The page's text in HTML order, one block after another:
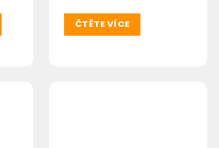
ČTĚTE VÍCE